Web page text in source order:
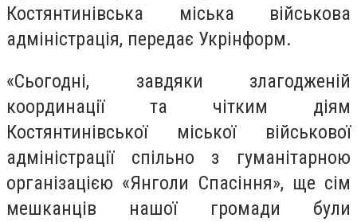
Костянтинівська міська військова
адміністрація, передає Укрінформ.
«Сьогодні, завдяки злагодженій
координації та чітким діям
Костянтинівської міської військової
адміністрації спільно з гуманітарною
організацією «Янголи Спасіння», ще сім
мешканців нашої громади були